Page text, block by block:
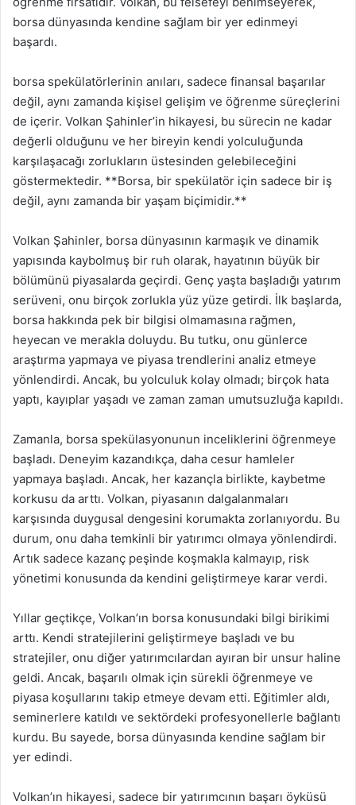
borsa dünyasında kendine sağlam bir yer edinmeyi
başardı.
borsa spekülatörlerinin anıları, sadece finansal başarılar
değil, aynı zamanda kişisel gelişim ve öğrenme süreçlerini
de içerir. Volkan Şahinler’in hikayesi, bu sürecin ne kadar
değerli olduğunu ve her bireyin kendi yolculuğunda
karşılaşacağı zorlukların üstesinden gelebileceğini
göstermektedir. **Borsa, bir spekülatör için sadece bir iş
değil, aynı zamanda bir yaşam biçimidir.**
Volkan Şahinler, borsa dünyasının karmaşık ve dinamik
yapısında kaybolmuş bir ruh olarak, hayatının büyük bir
bölümünü piyasalarda geçirdi. Genç yaşta başladığı yatırım
serüveni, onu birçok zorlukla yüz yüze getirdi. İlk başlarda,
borsa hakkında pek bir bilgisi olmamasına rağmen,
heyecan ve merakla doluydu. Bu tutku, onu günlerce
araştırma yapmaya ve piyasa trendlerini analiz etmeye
yönlendirdi. Ancak, bu yolculuk kolay olmadı; birçok hata
yaptı, kayıplar yaşadı ve zaman zaman umutsuzluğa kapıldı.
Zamanla, borsa spekülasyonunun inceliklerini öğrenmeye
başladı. Deneyim kazandıkça, daha cesur hamleler
yapmaya başladı. Ancak, her kazançla birlikte, kaybetme
korkusu da arttı. Volkan, piyasanın dalgalanmaları
karşısında duygusal dengesini korumakta zorlanıyordu. Bu
durum, onu daha temkinli bir yatırımcı olmaya yönlendirdi.
Artık sadece kazanç peşinde koşmakla kalmayıp, risk
yönetimi konusunda da kendini geliştirmeye karar verdi.
Yıllar geçtikçe, Volkan’ın borsa konusundaki bilgi birikimi
arttı. Kendi stratejilerini geliştirmeye başladı ve bu
stratejiler, onu diğer yatırımcılardan ayıran bir unsur haline
geldi. Ancak, başarılı olmak için sürekli öğrenmeye ve
piyasa koşullarını takip etmeye devam etti. Eğitimler aldı,
seminerlere katıldı ve sektördeki profesyonellerle bağlantı
kurdu. Bu sayede, borsa dünyasında kendine sağlam bir
yer edindi.
Volkan’ın hikayesi, sadece bir yatırımcının başarı öyküsü